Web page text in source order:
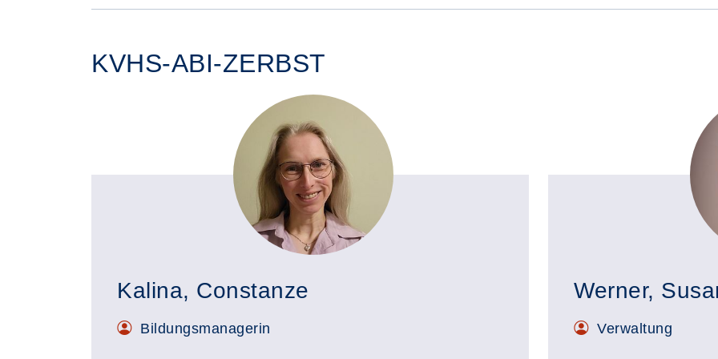
KVHS-ABI-ZERBST
Kalina, Constanze
Bildungsmanagerin
Werner,
Verwaltung